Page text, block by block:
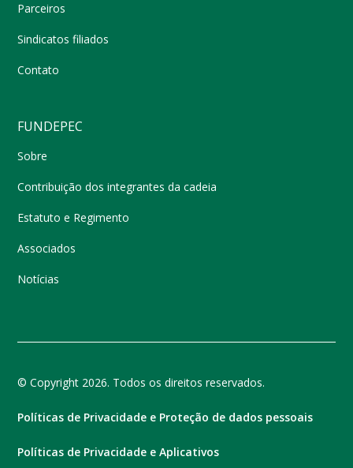
Parceiros
Sindicatos filiados
Contato
FUNDEPEC
Sobre
Contribuição dos integrantes da cadeia
Estatuto e Regimento
Associados
Notícias
© Copyright 2026. Todos os direitos reservados.
Políticas de Privacidade e Proteção de dados pessoais
Políticas de Privacidade e Aplicativos